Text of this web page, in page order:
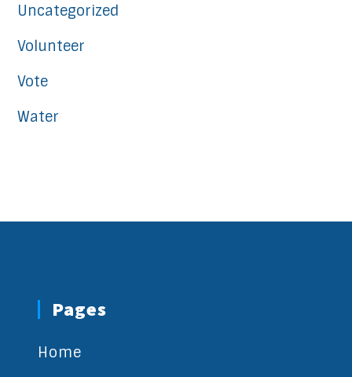
Uncategorized
Volunteer
Vote
Water
Pages
Home